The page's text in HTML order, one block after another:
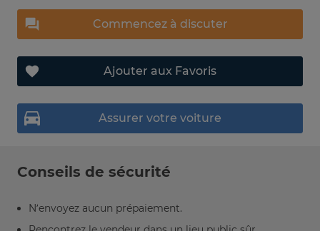
Commencez à discuter
Ajouter aux Favoris
Assurer votre voiture
Conseils de sécurité
N’envoyez aucun prépaiement.